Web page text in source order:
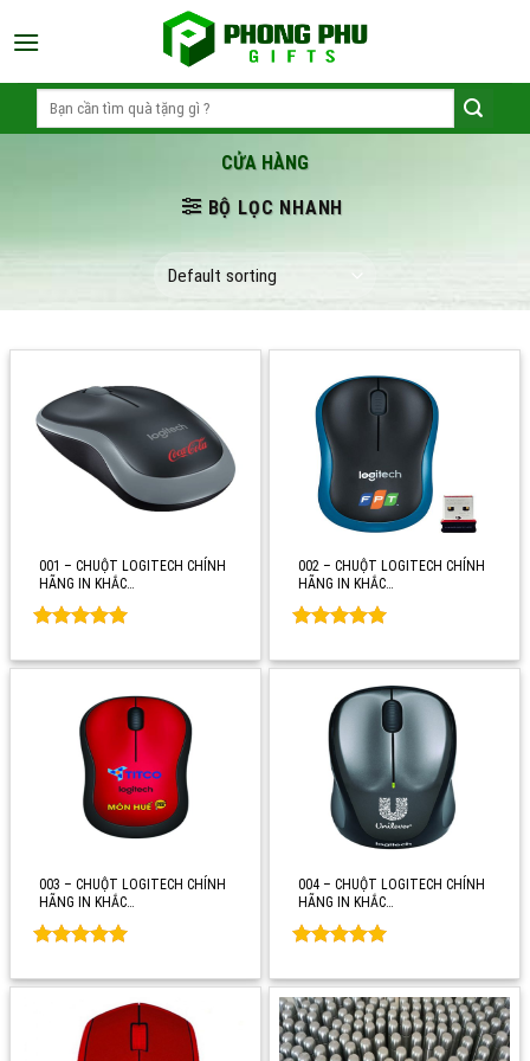
to
for:
CỬA HÀNG
BỘ LỌC NHANH
001 – CHUỘT LOGITECH CHÍNH
HÃNG IN KHẮC…
out of 5
002 – CHUỘT LOGITECH CHÍNH
HÃNG IN KHẮC…
out of 5
003 – CHUỘT LOGITECH CHÍNH
HÃNG IN KHẮC…
out of 5
004 – CHUỘT LOGITECH CHÍNH
HÃNG IN KHẮC…
out of 5